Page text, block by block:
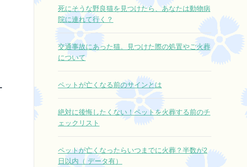
仕事として来られたとは思えないほど
でした。
一人で抱えていた深い悲しさと切な
さ。
それでも今日はすぐに仕事が待ってい
ました。
そんな中で
本当に大きな心の支えになりました。
ここに電話して本当によかったです。
死にそうな野良猫を見つけたら、あなたは動物病
院に連れて行く？
交通事故にあった猫。見つけた際の処置やご火葬
について
ペットが亡くなる前のサインとは
絶対に後悔したくない！ペットを火葬する前のチ
ェックリスト
ペットが亡くなったらいつまでに火葬？半数が2
日以内（ データ有）